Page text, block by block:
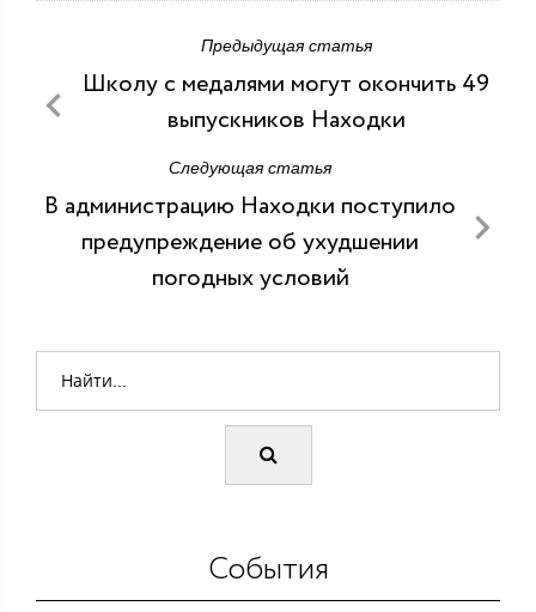
Предыдущая статья
Школу с медалями могут окончить 49
выпускников Находки
Следующая статья
В администрацию Находки поступило
предупреждение об ухудшении
погодных условий
События